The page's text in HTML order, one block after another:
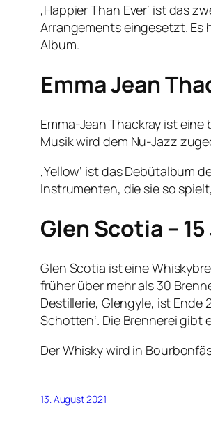
‚Happier Than Ever‘ ist das
Arrangements eingesetzt. Es
Album.
Emma Jean
Emma-Jean Thackray ist
Musik wird dem Nu-Jazz
‚Yellow‘ ist das Debütalbum
Instrumenten, die sie so
Glen Scotia –
Glen Scotia ist eine
früher über mehr als 30
Destillerie, Glengyle, ist Ende
Schotten‘. Die Brennerei gibt
Der Whisky wird in
13. August 2021